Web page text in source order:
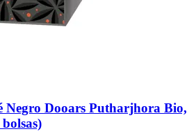
Negro Dooars Putharjhora Bio,